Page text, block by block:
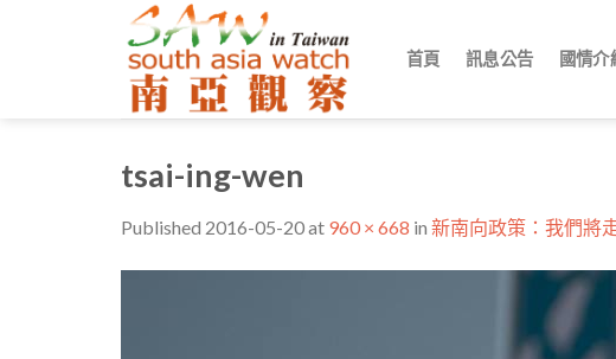
首頁 訊息公告 國情介
tsai-ing-wen
Published 2016-05-20at 960 × 668 in 新南向政策：我們將